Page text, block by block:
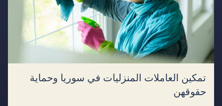
تمكين العاملات المنزليات في سوريا وحماية
حقوقهن